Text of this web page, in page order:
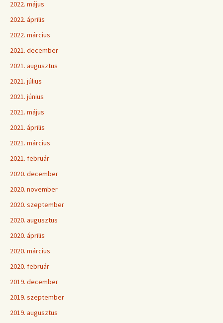
2022. május
2022. április
2022. március
2021. december
2021. augusztus
2021. július
2021. június
2021. május
2021. április
2021. március
2021. február
2020. december
2020. november
2020. szeptember
2020. augusztus
2020. április
2020. március
2020. február
2019. december
2019. szeptember
2019. augusztus